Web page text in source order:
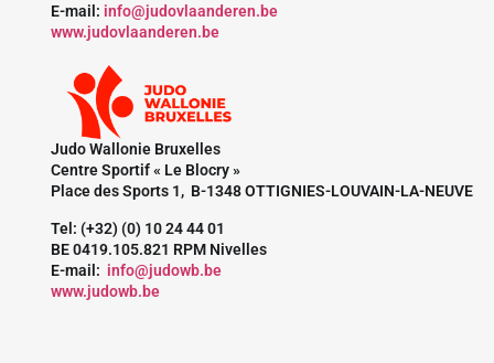
E-mail: info@judovlaanderen.be
www.judovlaanderen.be
Judo Wallonie Bruxelles
Centre Sportif « Le Blocry »
Place des Sports 1, B-1348 OTTIGNIES-LOUVAIN-LA-NEUVE
Tel: (+32) (0) 10 24 44 01
BE 0419.105.821 RPM Nivelles
E-mail: info@judowb.be
www.judowb.be